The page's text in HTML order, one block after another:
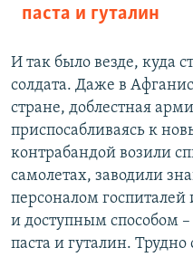
паста и гуталин
И так было везде, куда
солдата. Даже в
стране, доблестная
приспосабливаясь к
контрабандой возили
самолетах, заводили
персоналом
и доступным способом –
паста и гуталин. Трудно